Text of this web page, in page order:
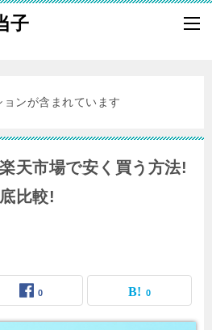
子
ンが含まれています
天市場で安く買う方法!
比較!
0 0